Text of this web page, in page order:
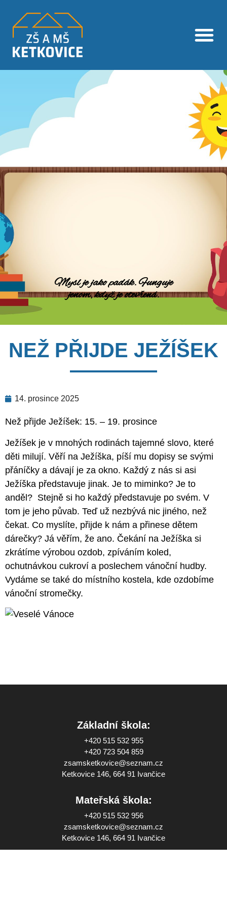
Mysl je jako padák. Funguje
jenom, když je otevřená.
NEŽ PŘIJDE JEŽÍŠEK
14. prosince 2025
Než přijde Ježíšek: 15. – 19. prosince
Ježíšek je v mnohých rodinách tajemné slovo, které
děti milují. Věří na Ježíška, píší mu dopisy se svými
přáníčky a dávají je za okno. Každý z nás si asi
Ježíška představuje jinak. Je to miminko? Je to
anděl? Stejně si ho každý představuje po svém. V
tom je jeho půvab. Teď už nezbývá nic jiného, než
čekat. Co myslíte, přijde k nám a přinese dětem
dárečky? Já věřím, že ano. Čekání na Ježíška si
zkrátíme výrobou ozdob, zpíváním koled,
ochutnávkou cukroví a poslechem vánoční hudby.
Vydáme se také do místního kostela, kde ozdobíme
vánoční stromečky.
Základní škola:
+420 515 532 955
+420 723 504 859
zsamsketkovice@seznam.cz
Ketkovice 146, 664 91 Ivančice
Mateřská škola:
+420 515 532 956
zsamsketkovice@seznam.cz
Ketkovice 146, 664 91 Ivančice